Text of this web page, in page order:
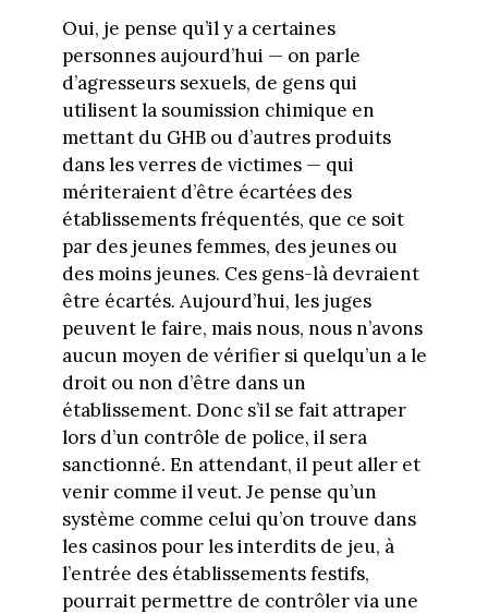
Oui, je pense qu’il y a certaines
personnes aujourd’hui — on parle
d’agresseurs sexuels, de gens qui
utilisent la soumission chimique en
mettant du GHB ou d’autres produits
dans les verres de victimes — qui
mériteraient d’être écartées des
établissements fréquentés, que ce soit
par des jeunes femmes, des jeunes ou
des moins jeunes. Ces gens-là devraient
être écartés. Aujourd’hui, les juges
peuvent le faire, mais nous, nous n’avons
aucun moyen de vérifier si quelqu’un a le
droit ou non d’être dans un
établissement. Donc s’il se fait attraper
lors d’un contrôle de police, il sera
sanctionné. En attendant, il peut aller et
venir comme il veut. Je pense qu’un
système comme celui qu’on trouve dans
les casinos pour les interdits de jeu, à
l’entrée des établissements festifs,
pourrait permettre de contrôler via une